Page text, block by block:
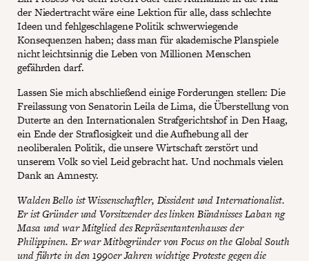
der Niedertracht wäre eine Lektion für alle, dass schlechte
Ideen und fehlgeschlagene Politik schwerwiegende
Konsequenzen haben; dass man für akademische Planspiele
nicht leichtsinnig die Leben von Millionen Menschen
gefährden darf.
Lassen Sie mich abschließend einige Forderungen stellen: Die
Freilassung von Senatorin Leila de Lima, die Überstellung von
Duterte an den Internationalen Strafgerichtshof in Den Haag,
ein Ende der Straflosigkeit und die Aufhebung all der
neoliberalen Politik, die unsere Wirtschaft zerstört und
unserem Volk so viel Leid gebracht hat. Und nochmals vielen
Dank an Amnesty.
Walden Bello ist Wissenschaftler, Dissident und Internationalist.
Er ist Gründer und Vorsitzender des linken Bündnisses Laban ng
Masa und war Mitglied des Repräsentantenhauses der
Philippinen. Er war Mitbegründer von Focus on the Global South
und führte in den 1990er Jahren wichtige Proteste gegen die